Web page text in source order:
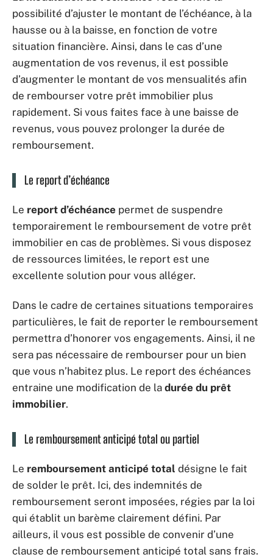
possibilité d’ajuster le montant de l’échéance, à la
hausse ou à la baisse, en fonction de votre
situation financière. Ainsi, dans le cas d’une
augmentation de vos revenus, il est possible
d’augmenter le montant de vos mensualités afin
de rembourser votre prêt immobilier plus
rapidement. Si vous faites face à une baisse de
revenus, vous pouvez prolonger la durée de
remboursement.
Le report d’échéance
Le report d’échéance permet de suspendre
temporairement le remboursement de votre prêt
immobilier en cas de problèmes. Si vous disposez
de ressources limitées, le report est une
excellente solution pour vous alléger.
Dans le cadre de certaines situations temporaires
particulières, le fait de reporter le remboursement
permettra d’honorer vos engagements. Ainsi, il ne
sera pas nécessaire de rembourser pour un bien
que vous n’habitez plus. Le report des échéances
entraine une modification de la durée du prêt
immobilier.
Le remboursement anticipé total ou partiel
Le remboursement anticipé total désigne le fait
de solder le prêt. Ici, des indemnités de
remboursement seront imposées, régies par la loi
qui établit un barème clairement défini. Par
ailleurs, il vous est possible de convenir d’une
clause de remboursement anticipé total sans frais.